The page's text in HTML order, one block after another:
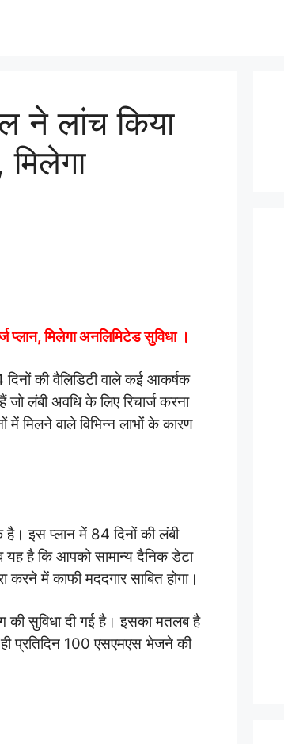
लांच किया
मिलेगा
मिलेगा अनलिमिटेड सुविधा ।
की वैलिडिटी वाले कई आकर्षक
लंबी अवधि के लिए रिचार्ज करना
में मिलने वाले विभिन्न लाभों के कारण
है। इस प्लान में 84 दिनों की लंबी
यह है कि आपको सामान्य दैनिक डेटा
में काफी मददगार साबित होगा।
की सुविधा दी गई है। इसका मतलब है
प्रतिदिन 100 एसएमएस भेजने की